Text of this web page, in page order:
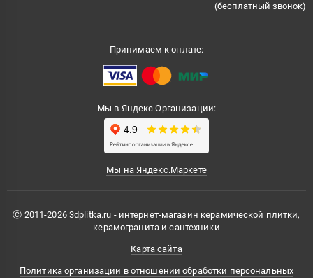
(бесплатный звонок)
Принимаем к оплате:
Мы в Яндекс.Организации:
Мы на Яндекс.Маркете
Ⓒ 2011-2026 3dplitka.ru - интернет-магазин керамической плитки,
керамогранита и сантехники
Карта сайта
Политика организации в отношении обработки персональных